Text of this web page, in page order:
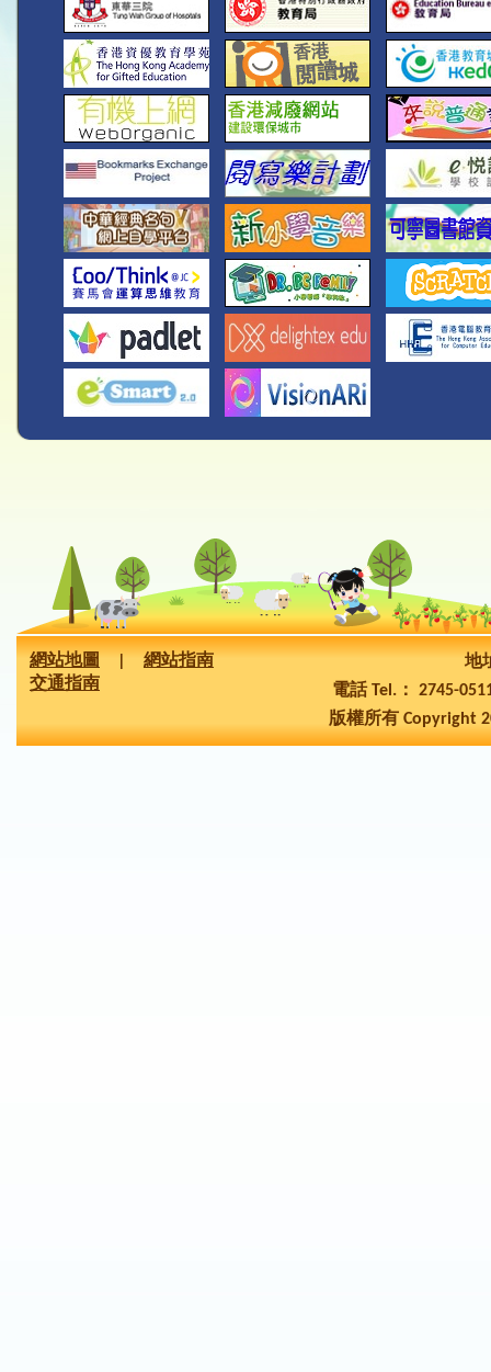
網站地圖
網站指南
交通指南
地
電話 Tel.： 2745-
版權所有 Copyright